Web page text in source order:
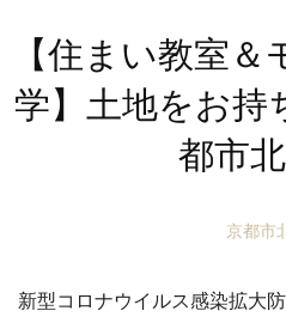
【住まい教室
学】土地をお持
都市
京都市
新型コロナウイルス感染拡大